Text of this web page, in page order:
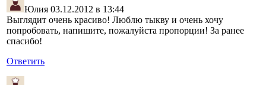
Юлия 03.12.2012 в 13:44
Выглядит очень красиво! Люблю тыкву и очень хочу
попробовать, напишите, пожалуйста пропорции! За ранее
спасибо!
Ответить